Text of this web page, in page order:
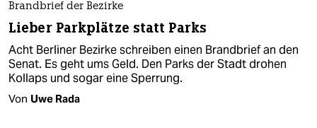
Brandbrief der Bezirke
Lieber Parkplätze statt Parks
Acht Berliner Bezirke schreiben einen Brandbrief an den
Senat. Es geht ums Geld. Den Parks der Stadt drohen
Kollaps und sogar eine Sperrung.
Von Uwe Rada